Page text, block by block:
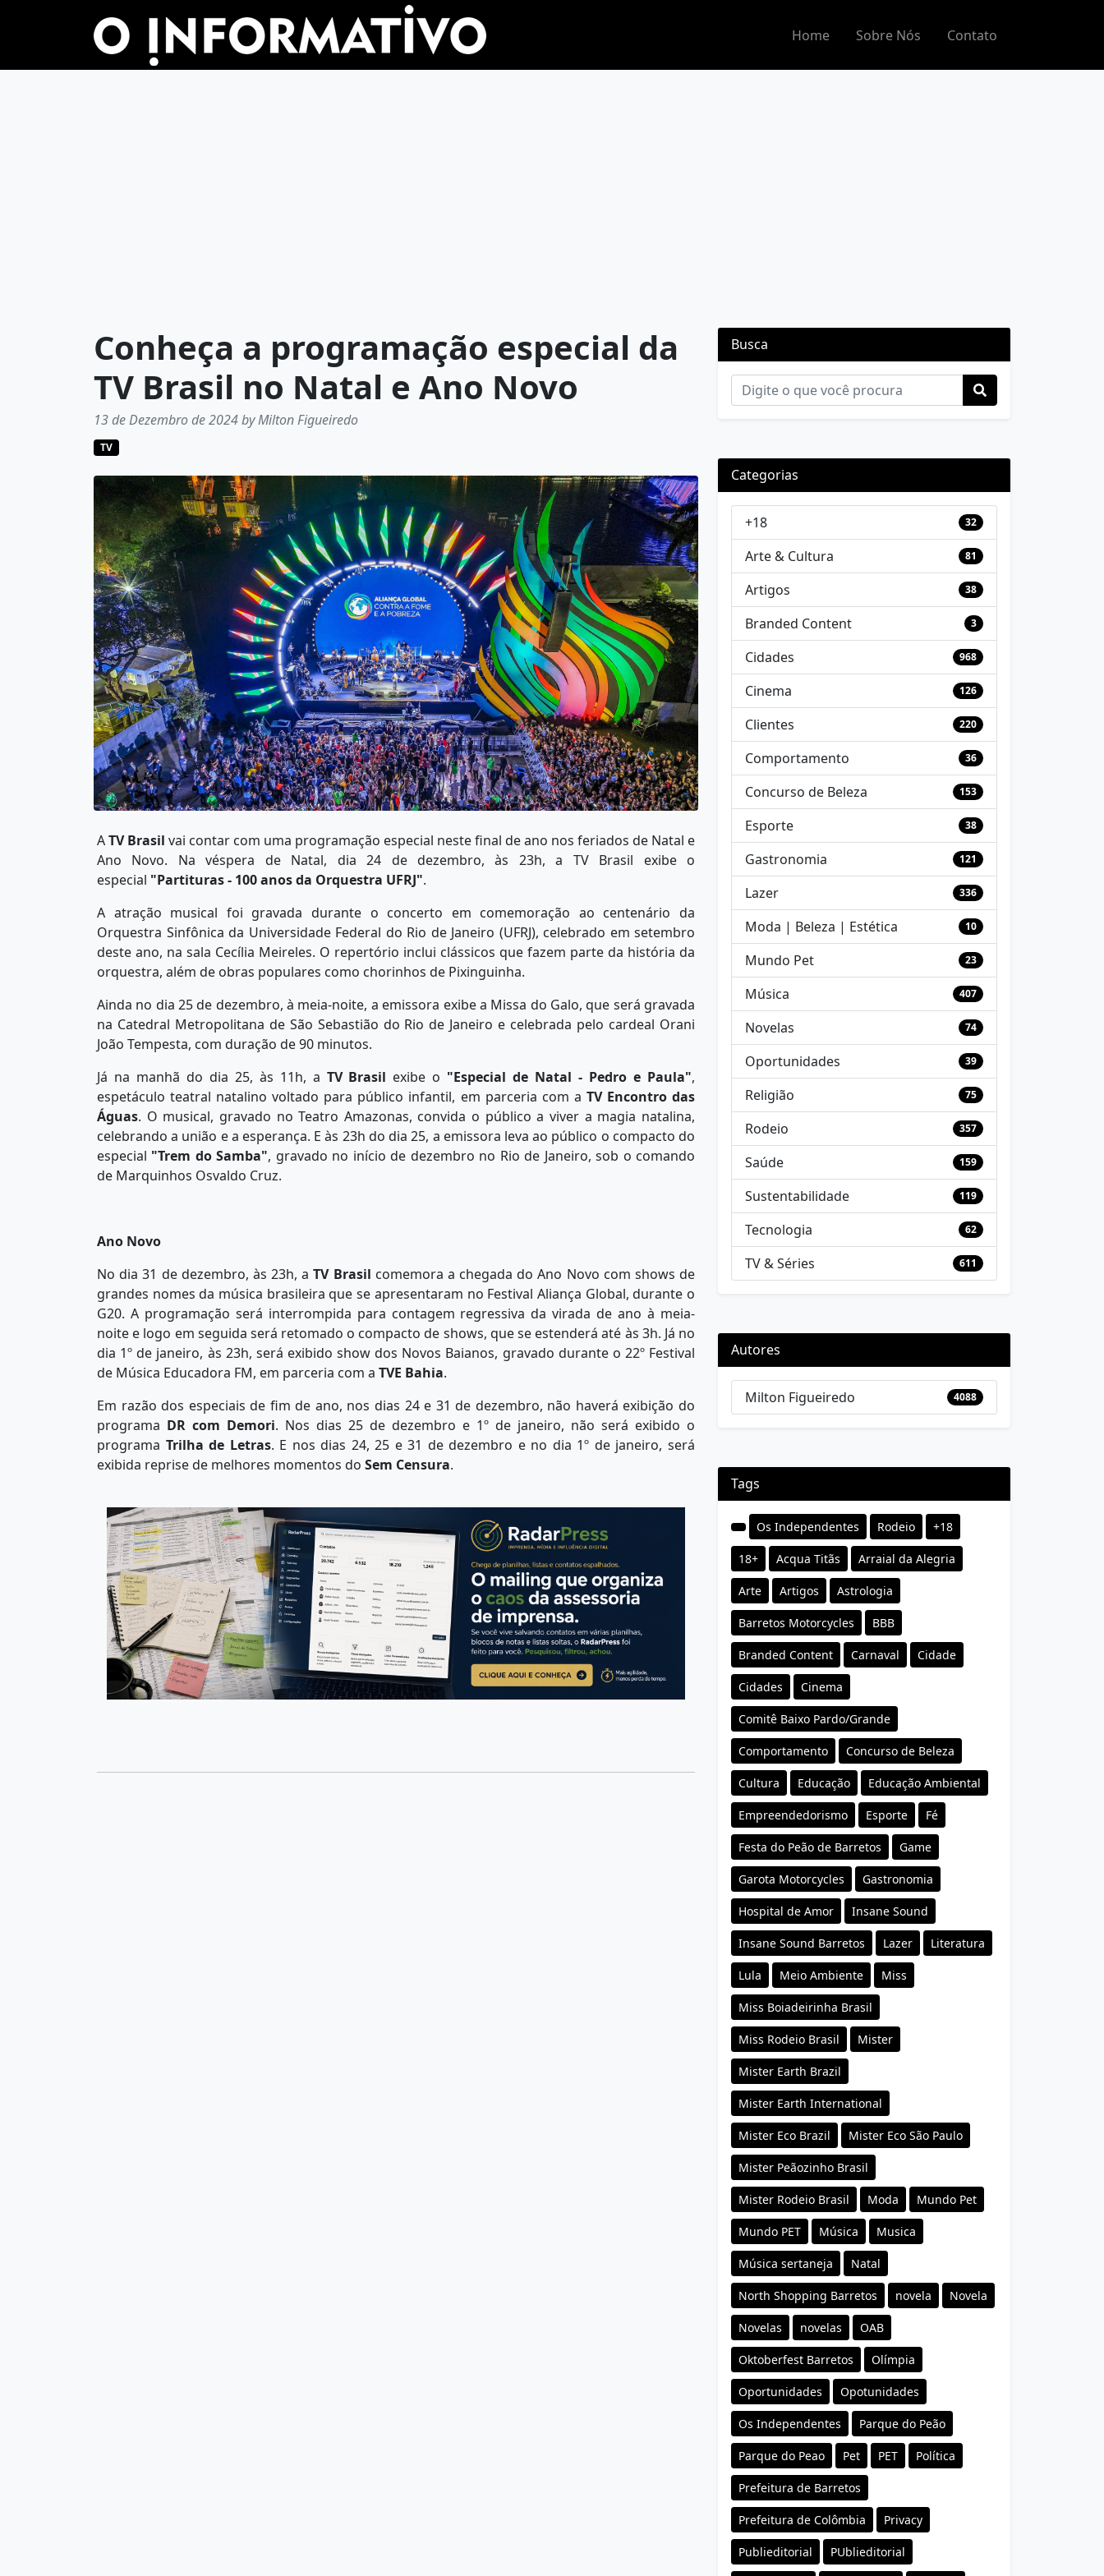
Home Sobre Nós Contato
Conheça a programação especial da
TV Brasil no Natal e Ano Novo
13 de Dezembro de 2024 by Milton Figueiredo
TV
ATV Brasil vai contar com uma programação especial neste final de ano nos feriados de Natal e
Ano Novo. Na véspera de Natal, dia 24 de dezembro, às 23h, a TV Brasil exibe o
especial "Partituras - 100 anos da Orquestra UFRJ".
A atração musical foi gravada durante o concerto em comemoração ao centenário da
Orquestra Sinfônica da Universidade Federal do Rio de Janeiro (UFRJ), celebrado em setembro
deste ano, na sala Cecília Meireles. O repertório inclui clássicos que fazem parte da história da
orquestra, além de obras populares como chorinhos de Pixinguinha.
Ainda no dia 25 de dezembro, à meia-noite, a emissora exibe a Missa do Galo, que será gravada
na Catedral Metropolitana de São Sebastião do Rio de Janeiro e celebrada pelo cardeal Orani
João Tempesta, com duração de 90 minutos.
Já na manhã do dia 25, às 11h, a TV Brasil exibe o "Especial de Natal - Pedro e Paula",
espetáculo teatral natalino voltado para público infantil, em parceria com a TV Encontro das
Águas. O musical, gravado no Teatro Amazonas, convida o público a viver a magia natalina,
celebrando a união e a esperança. E às 23h do dia 25, a emissora leva ao público o compacto do
especial "Trem do Samba", gravado no início de dezembro no Rio de Janeiro, sob o comando
de Marquinhos Osvaldo Cruz.
Ano Novo
No dia 31 de dezembro, às 23h, aTV Brasil comemora a chegada do Ano Novo com shows de
grandes nomes da música brasileira que se apresentaram no Festival Aliança Global, durante o
G20. A programação será interrompida para contagem regressiva da virada de ano à meia-
noite e logo em seguida será retomado o compacto de shows, que se estenderá até às 3h. Já no
dia 1º de janeiro, às 23h, será exibido show dos Novos Baianos, gravado durante o 22º Festival
de Música Educadora FM, em parceria com a TVE Bahia.
Em razão dos especiais de fim de ano, nos dias 24 e 31 de dezembro, não haverá exibição do
programa DR com Demori. Nos dias 25 de dezembro e 1º de janeiro, não será exibido o
programa Trilha de Letras. E nos dias 24, 25 e 31 de dezembro e no dia 1º de janeiro, será
exibida reprise de melhores momentos do Sem Censura.
Busca
Categorias
+18 32
Arte & Cultura 81
Artigos 38
Branded Content 3
Cidades 968
Cinema 126
Clientes 220
Comportamento 36
Concurso de Beleza 153
Esporte 38
Gastronomia 121
Lazer 336
Moda | Beleza | Estética 10
Mundo Pet 23
Música 407
Novelas 74
Oportunidades 39
Religião 75
Rodeio 357
Saúde 159
Sustentabilidade 119
Tecnologia 62
TV & Séries 611
Autores
Milton Figueiredo 4088
Tags
Os Independentes Rodeio +18
18+ Acqua Titãs Arraial da Alegria
Arte Artigos Astrologia
Barretos Motorcycles BBB
Branded Content Carnaval Cidade
Cidades Cinema
Comitê Baixo Pardo/Grande
Comportamento Concurso de Beleza
Cultura Educação Educação Ambiental
Empreendedorismo Esporte Fé
Festa do Peão de Barretos Game
Garota Motorcycles Gastronomia
Hospital de Amor Insane Sound
Insane Sound Barretos Lazer Literatura
Lula Meio Ambiente Miss
Miss Boiadeirinha Brasil
Miss Rodeio Brasil Mister
Mister Earth Brazil
Mister Earth International
Mister Eco Brazil Mister Eco São Paulo
Mister Peãozinho Brasil
Mister Rodeio Brasil Moda Mundo Pet
Mundo PET Música Musica
Música sertaneja Natal
North Shopping Barretos novela Novela
Novelas novelas OAB
Oktoberfest Barretos Olímpia
Oportunidades Opotunidades
Os Independentes Parque do Peão
Parque do Peao Pet PET Política
Prefeitura de Barretos
Prefeitura de Colômbia Privacy
Publieditorial PUblieditorial